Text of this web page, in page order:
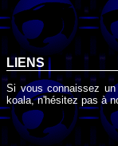
LIENS
Si vous connaissez
koala, n'hésitez pas à